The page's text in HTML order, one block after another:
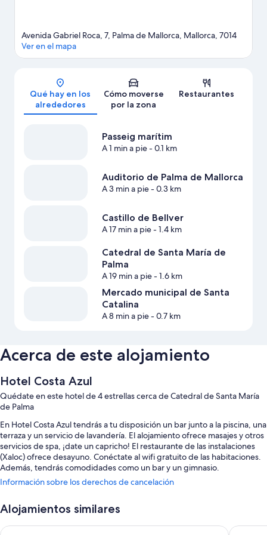
Mapa
Avenida Gabriel Roca, 7, Palma de Mallorca, Mallorca, 7014
Ver en el mapa
Qué hay en los
alrededores
Cómo moverse
por la zona
Restaurantes
Passeig marítim
A 1 min a pie- 0.1 km
Auditorio de Palma de Mallorca
A 3 min a pie- 0.3 km
Castillo de Bellver
A 17 min a pie- 1.4 km
Catedral de Santa María de
Palma
A 19 min a pie- 1.6 km
Mercado municipal de Santa
Catalina
A 8 min a pie- 0.7 km
Acerca de este alojamiento
Hotel Costa Azul
Quédate en este hotel de 4 estrellas cerca de Catedral de Santa María
de Palma
En Hotel Costa Azul tendrás a tu disposición un bar junto a la piscina, una
terraza y un servicio de lavandería. El alojamiento ofrece masajes y otros
servicios de spa, ¡date un capricho! El restaurante de las instalaciones
(Xaloc) ofrece desayuno. Conéctate al wifi gratuito de las habitaciones.
Además, tendrás comodidades como un bar y un gimnasio.
También podrás disfrutar de otros servicios, como:
Una piscina al aire libre con cabañas de uso gratuito y tumbonas
Información sobre los derechos de cancelación
Alojamientos similares
Aubamar Palma Resort